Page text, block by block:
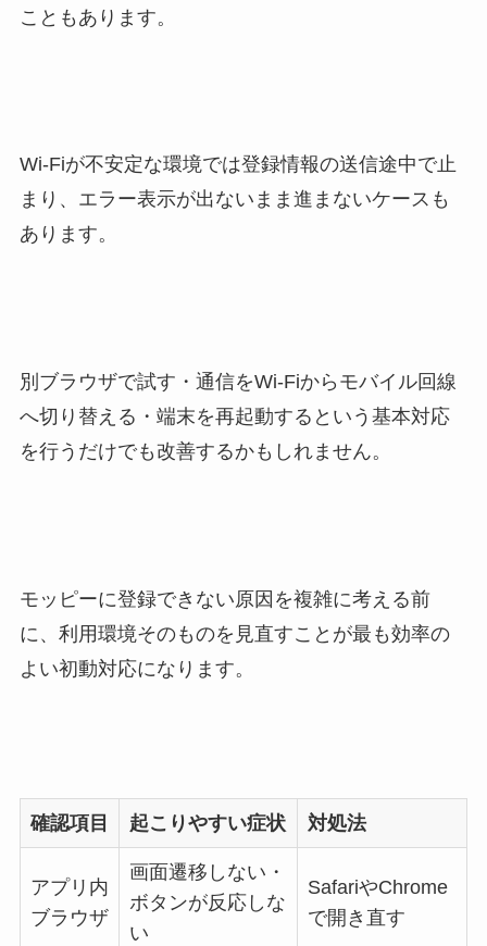
こともあります。
Wi-Fiが不安定な環境では登録情報の送信途中で止
まり、エラー表示が出ないまま進まないケースも
あります。
別ブラウザで試す・通信をWi-Fiからモバイル回線
へ切り替える・端末を再起動するという基本対応
を行うだけでも改善するかもしれません。
モッピーに登録できない原因を複雑に考える前
に、利用環境そのものを見直すことが最も効率の
よい初動対応になります。
確認項目 起こりやすい症状 対処法
アプリ内
ブラウザ
画面遷移しない・
ボタンが反応しな
い
SafariやChrome
で開き直す